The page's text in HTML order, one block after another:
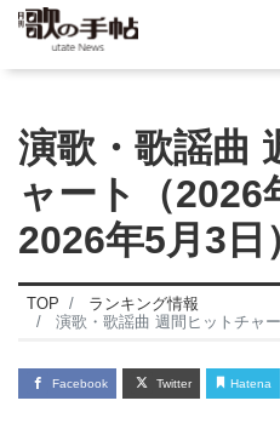
演歌・歌謡曲
ャート（2026
2026年5月3日
TOP
ランキング情報
演歌・歌謡曲 週間ヒットチャート
Facebook Twitter Hatena